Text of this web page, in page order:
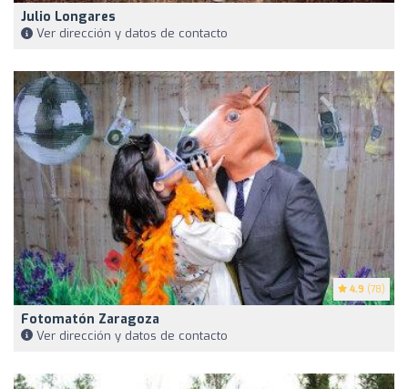
Julio Longares
Ver dirección y datos de contacto
4.9 (78)
Fotomatón Zaragoza
Ver dirección y datos de contacto